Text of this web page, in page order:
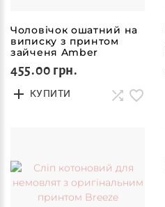
Чоловічок ошатний на
виписку з принтом
зайченя Amber
455.00 грн.
КУПИТИ